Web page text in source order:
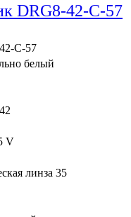
DRG8-42-C-57
C-57
белый
V
линза 35